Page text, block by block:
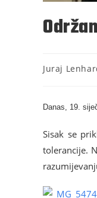
Juraj
Danas, 19.
Sisak se
tolerancije.